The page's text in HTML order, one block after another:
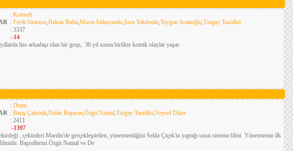
: Komedi
: Ferdi Akarnur,Hakan Bulut,Murat Akkoyunlu,Sera Tokdemir,Toygan Avanoğlu,Turgay Tanülkü
: 3337
:-14
lise arkadaşı olan bir grup, 30 yıl sonra birlikte komik olaylar yaşar.
: Dram
: Barış Çakmak,Nalan Başaran,Özgü Namal,Turgay Tanülkü,Veysel Diker
: 2411
:-1397
, çekimleri Mardin'de gerçekleştirilen, yönetmenliğini Selda Çiçek'in yaptığı uzun sinema filmi. Yönetmenin ilk
Başrollerini Özgü Namal ve De